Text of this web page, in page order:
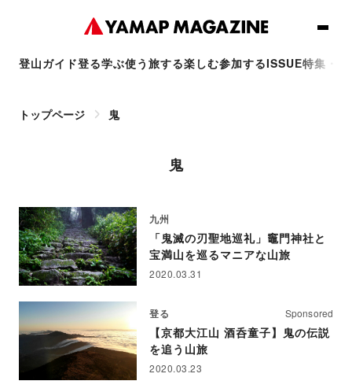
登山ガイド登る学ぶ使う 旅する楽しむ参加するISSUE特集・
トップページ 鬼
鬼
九州
「鬼滅の刃聖地巡礼」竈門神社と
宝満山を巡るマニアな山旅
2020.03.31
登る Sponsored
【京都大江山 酒呑童子】鬼の伝説
を追う山旅
2020.03.23